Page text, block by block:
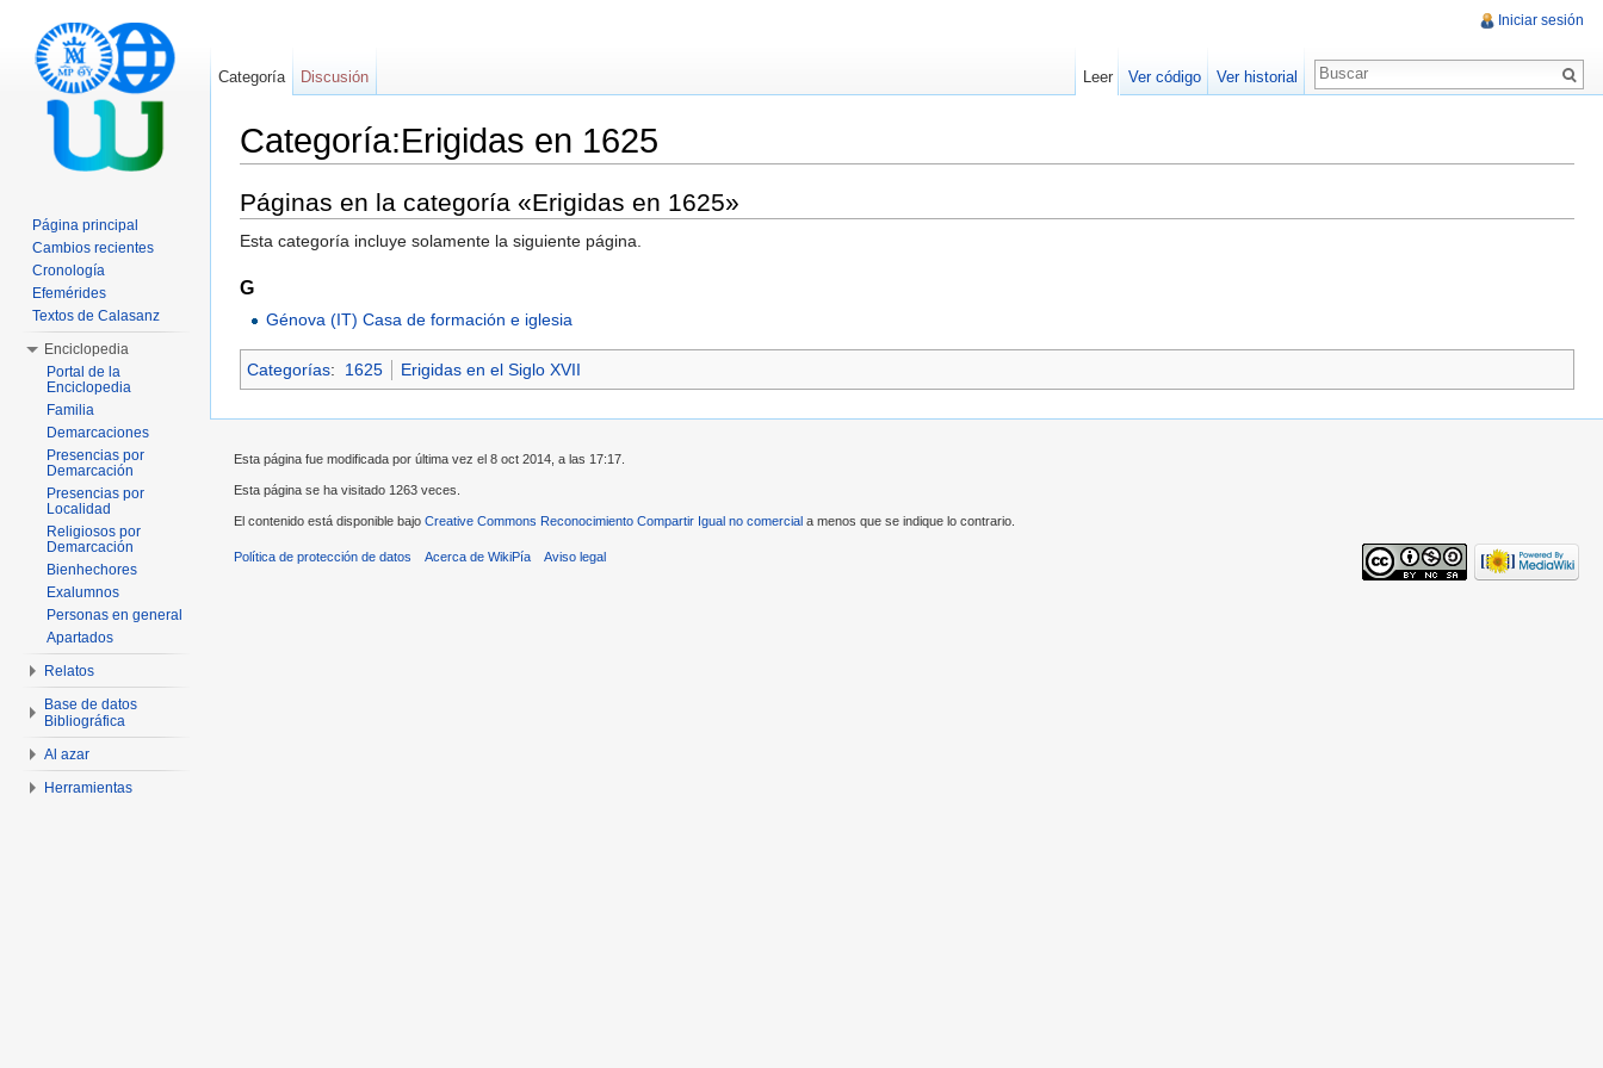
Categoría:Erigidas en 1625
Páginas en la categoría «Erigidas en 1625»
Esta categoría incluye solamente la siguiente página.
G
Génova (IT) Casa de formación e iglesia
Categorías: 1625 Erigidas en el Siglo XVII
Iniciar sesión
Categoría Discusión Leer Ver código Ver historial
Página principal
Cambios recientes
Cronología
Efemérides
Textos de Calasanz
Enciclopedia
Portal de la
Enciclopedia
Familia
Demarcaciones
Presencias por
Demarcación
Presencias por
Localidad
Religiosos por
Demarcación
Bienhechores
Exalumnos
Personas en general
Apartados
Relatos
Base de datos
Bibliográfica
Al azar
Herramientas
Esta página fue modificada por última vez el 8 oct 2014, a las 17:17.
Esta página se ha visitado 1263 veces.
El contenido está disponible bajo Creative Commons Reconocimiento Compartir Igual no comercial a menos que se indique lo contrario.
Política de protección de datos Acerca de WikiPía Aviso legal